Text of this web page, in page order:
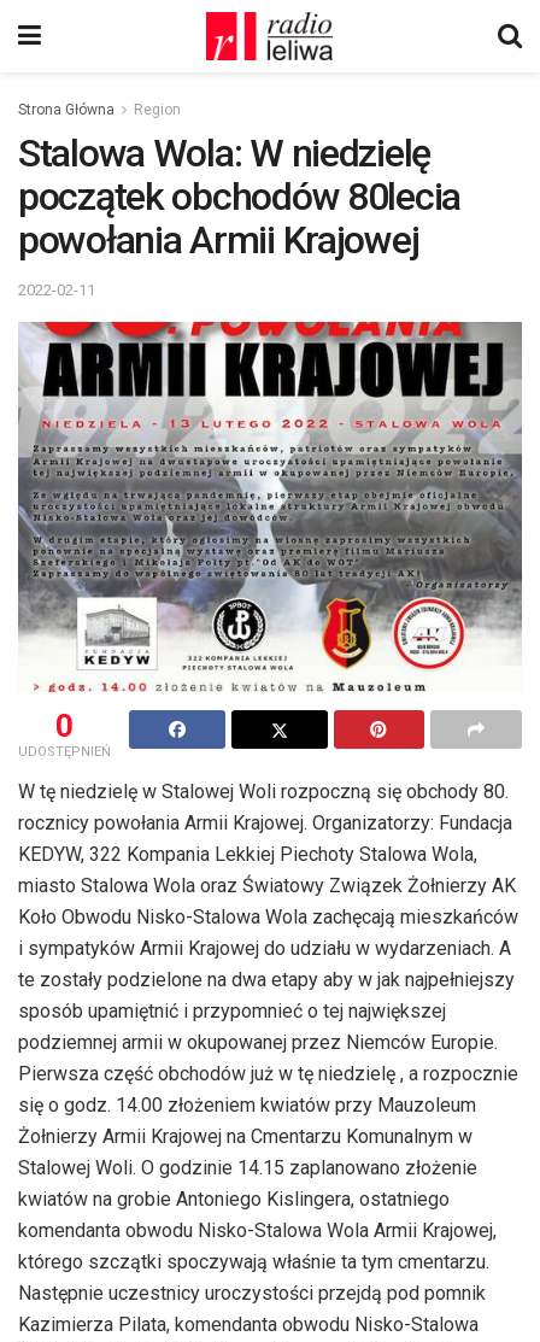
Strona Główna Region
Stalowa Wola: W niedzielę
początek obchodów 80lecia
powołania Armii Krajowej
2022-02-11
0
UDOSTĘPNIEŃ
W tę niedzielę w Stalowej Woli rozpoczną się obchody 80.
rocznicy powołania Armii Krajowej. Organizatorzy: Fundacja
KEDYW, 322 Kompania Lekkiej Piechoty Stalowa Wola,
miasto Stalowa Wola oraz Światowy Związek Żołnierzy AK
Koło Obwodu Nisko-Stalowa Wola zachęcają mieszkańców
i sympatyków Armii Krajowej do udziału w wydarzeniach. A
te zostały podzielone na dwa etapy aby w jak najpełniejszy
sposób upamiętnić i przypomnieć o tej największej
podziemnej armii w okupowanej przez Niemców Europie.
Pierwsza część obchodów już w tę niedzielę , a rozpocznie
się o godz. 14.00 złożeniem kwiatów przy Mauzoleum
Żołnierzy Armii Krajowej na Cmentarzu Komunalnym w
Stalowej Woli. O godzinie 14.15 zaplanowano złożenie
kwiatów na grobie Antoniego Kislingera, ostatniego
komendanta obwodu Nisko-Stalowa Wola Armii Krajowej,
którego szczątki spoczywają właśnie ta tym cmentarzu.
Następnie uczestnicy uroczystości przejdą pod pomnik
Kazimierza Pilata, komendanta obwodu Nisko-Stalowa